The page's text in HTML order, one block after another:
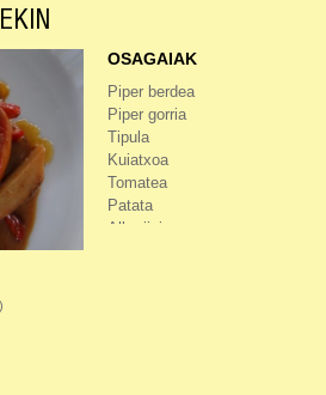
OSAGAIAK
Piper berdea
Piper gorria
Tipula
Kuiatxoa
Tomatea
Patata
Alberjinia